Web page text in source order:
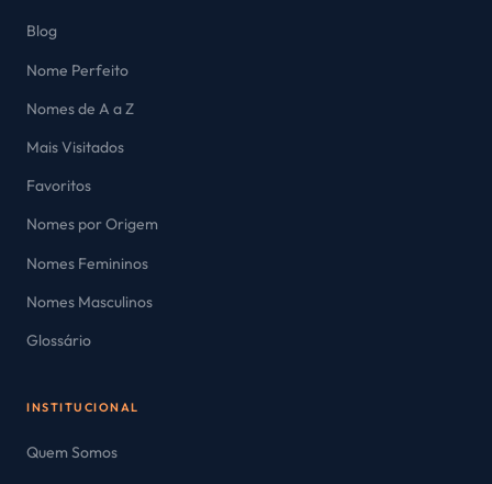
Blog
Nome Perfeito
Nomes de A a Z
Mais Visitados
Favoritos
Nomes por Origem
Nomes Femininos
Nomes Masculinos
Glossário
INSTITUCIONAL
Quem Somos